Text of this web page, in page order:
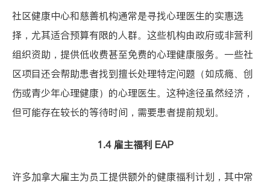
社区健康中心和慈善机构通常是寻找心理医生的实惠选
择，尤其适合预算有限的人群。这些机构由政府或非营利
组织资助，提供低收费甚至免费的心理健康服务。一些社
区项目还会帮助患者找到擅长处理特定问题（如成瘾、创
伤或青少年心理健康）的心理医生。这种途径虽然经济，
但可能存在较长的等待时间，需要患者提前规划。
1.4 雇主福利 EAP
许多加拿大雇主为员工提供额外的健康福利计划，其中常